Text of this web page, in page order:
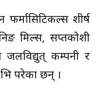
फर्मासिटिकल्स शीर्ष
मिल्स, सप्तकोशी
कम्पनी र
परेका छन् ।